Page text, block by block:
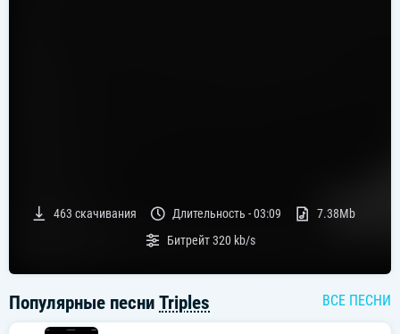
463 скачивания Длительность -03:09
7.38Mb
Битрейт320 kb/s
Популярные песни Triples ВСЕ ПЕСНИ